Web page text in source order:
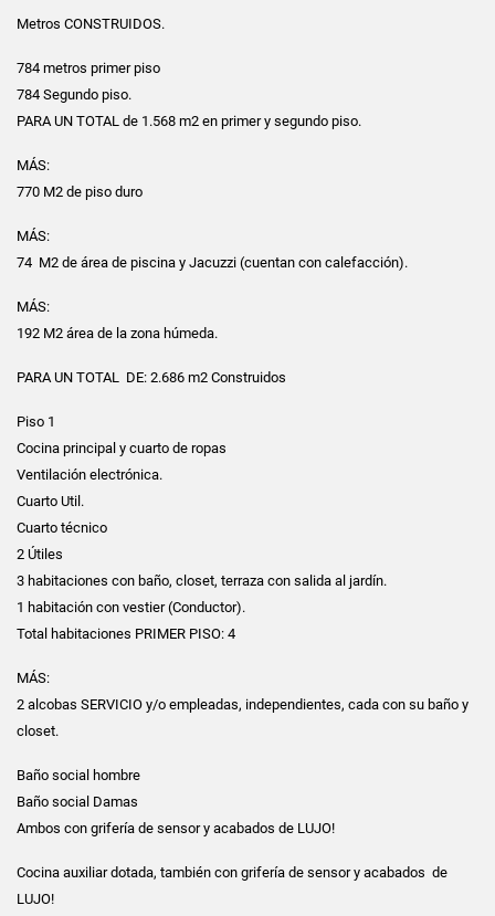
Metros CONSTRUIDOS.
784 metros primer piso
784 Segundo piso.
PARA UN TOTAL de 1.568 m2 en primer y segundo piso.
MÁS:
770 M2 de piso duro
MÁS:
74 M2 de área de piscina y Jacuzzi (cuentan con calefacción).
MÁS:
192 M2 área de la zona húmeda.
PARA UN TOTAL DE: 2.686 m2 Construidos
Piso 1
Cocina principal y cuarto de ropas
Ventilación electrónica.
Cuarto Util.
Cuarto técnico
2 Útiles
3 habitaciones con baño, closet, terraza con salida al jardín.
1 habitación con vestier (Conductor).
Total habitaciones PRIMER PISO: 4
MÁS:
2 alcobas SERVICIO y/o empleadas, independientes, cada con su baño y
closet.
Baño social hombre
Baño social Damas
Ambos con grifería de sensor y acabados de LUJO!
Cocina auxiliar dotada, también con grifería de sensor y acabados de
LUJO!